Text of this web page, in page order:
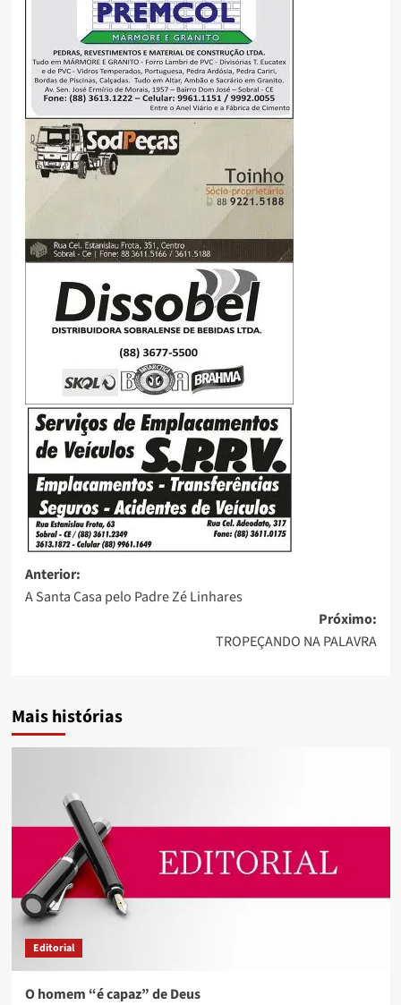
Anterior:
A Santa Casa pelo Padre Zé Linhares
Próximo:
TROPEÇANDO NA PALAVRA
Mais histórias
Editorial
O homem “é capaz” de Deus